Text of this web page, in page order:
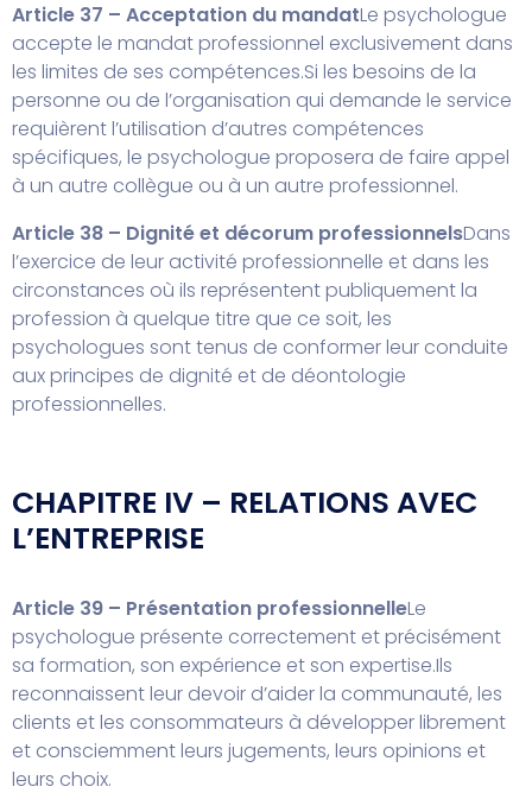
Article 37 – Acceptation du mandatLe psychologue
accepte le mandat professionnel exclusivement dans
les limites de ses compétences.Si les besoins de la
personne ou de l’organisation qui demande le service
requièrent l’utilisation d’autres compétences
spécifiques, le psychologue proposera de faire appel
à un autre collègue ou à un autre professionnel.
Article 38 – Dignité et décorum professionnelsDans
l’exercice de leur activité professionnelle et dans les
circonstances où ils représentent publiquement la
profession à quelque titre que ce soit, les
psychologues sont tenus de conformer leur conduite
aux principes de dignité et de déontologie
professionnelles.
CHAPITRE IV – RELATIONS AVEC
L’ENTREPRISE
Article 39 – Présentation professionnelleLe
psychologue présente correctement et précisément
sa formation, son expérience et son expertise.Ils
reconnaissent leur devoir d’aider la communauté, les
clients et les consommateurs à développer librement
et consciemment leurs jugements, leurs opinions et
leurs choix.